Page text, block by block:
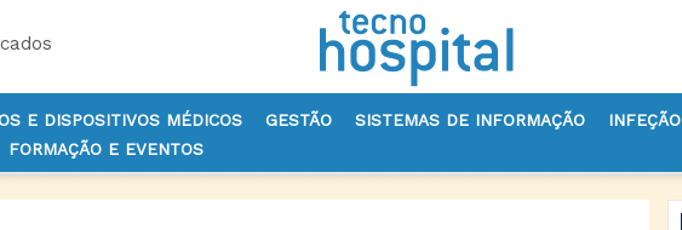
E DISPOSITIVOS MÉDICOS GESTÃO SISTEMAS DE INFORMAÇÃO
INFEÇÃO
FORMAÇÃO E EVENTOS
COIMBRA INVEST SUMMIT 2023 FOCADA NOS ‘CLUSTERS’ DE TECNOLOGIA E SAÚDE